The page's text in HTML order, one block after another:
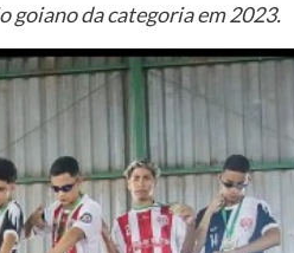
goiano da categoria em 2023.